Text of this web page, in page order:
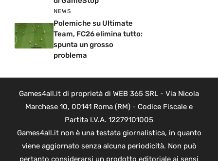
NEWS
Polemiche su Ultimate
Team, FC26 elimina tutto:
spunta un grosso
problema
Games4all.it di proprietà di WEB 365 SRL - Via Nicola
Marchese 10, 00141 Roma (RM) - Codice Fiscale e
Partita I.V.A. 12279101005
Games4all.it non è una testata giornalistica, in quanto
viene aggiornato senza alcuna periodicità. Non può
pertanto considerarsi un prodotto editoriale ai sensi